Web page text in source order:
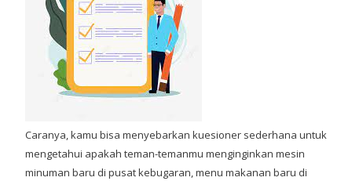
Caranya, kamu bisa menyebarkan kuesioner sederhana untuk
mengetahui apakah teman-temanmu menginginkan mesin
minuman baru di pusat kebugaran, menu makanan baru di